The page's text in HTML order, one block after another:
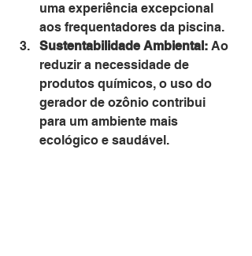
uma experiência excepcional
aos frequentadores da piscina.
Sustentabilidade Ambiental: Ao
reduzir a necessidade de
produtos químicos, o uso do
gerador de ozônio contribui
para um ambiente mais
ecológico e saudável.